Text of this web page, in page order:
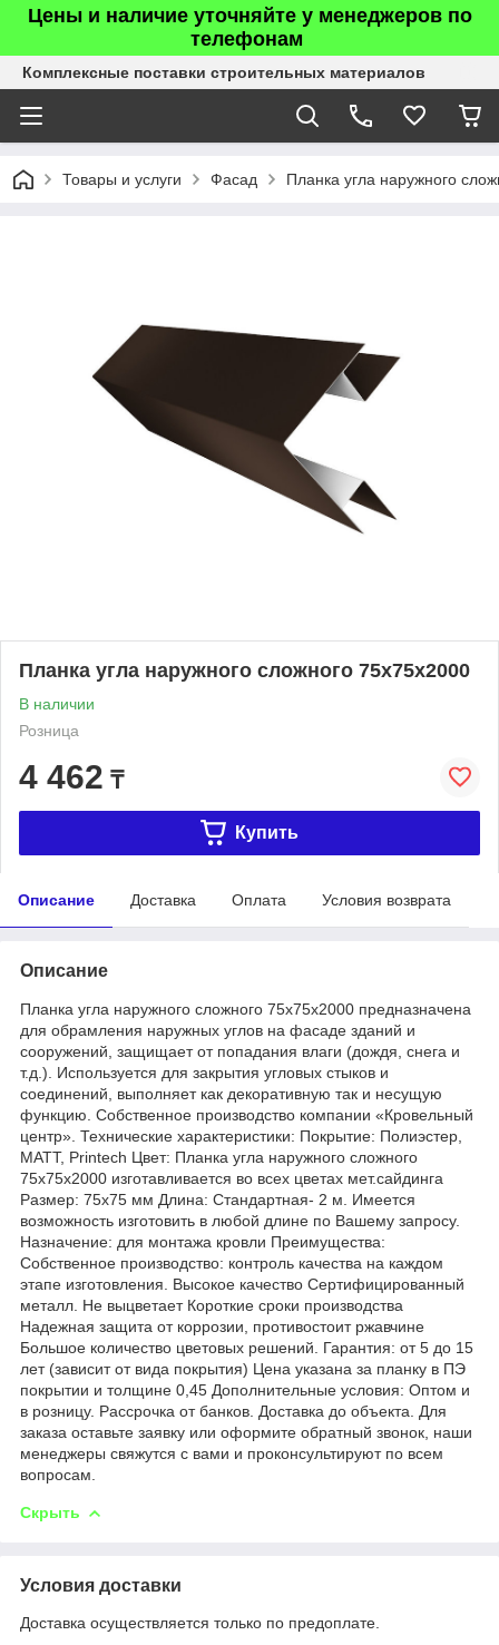
Цены и наличие уточняйте у менеджеров по
телефонам
Комплексные поставки строительных материалов
Товары и услуги Фасад Планка угла наружного
Планка угла наружного сложного 75х75х2000
В наличии
Розница
4 462 ₸
Купить
Описание Доставка Оплата Условия возврата
Описание
Планка угла наружного сложного 75х75х2000 предназначена
для обрамления наружных углов на фасаде зданий и
сооружений, защищает от попадания влаги (дождя, снега и
т.д.). Используется для закрытия угловых стыков и
соединений, выполняет как декоративную так и несущую
функцию. Собственное производство компании «Кровельный
центр». Технические характеристики: Покрытие: Полиэстер,
МАТТ, Printech Цвет: Планка угла наружного сложного
75х75х2000 изготавливается во всех цветах мет.сайдинга
Размер: 75х75 мм Длина: Стандартная- 2 м. Имеется
возможность изготовить в любой длине по Вашему запросу.
Назначение: для монтажа кровли Преимущества:
Собственное производство: контроль качества на каждом
этапе изготовления. Высокое качество Сертифицированный
металл. Не выцветает Короткие сроки производства
Надежная защита от коррозии, противостоит ржавчине
Большое количество цветовых решений. Гарантия: от 5 до 15
лет (зависит от вида покрытия) Цена указана за планку в ПЭ
покрытии и толщине 0,45 Дополнительные условия: Оптом и
в розницу. Рассрочка от банков. Доставка до объекта. Для
заказа оставьте заявку или оформите обратный звонок, наши
менеджеры свяжутся с вами и проконсультируют по всем
вопросам.
Скрыть
Условия доставки
Доставка осуществляется только по предоплате.